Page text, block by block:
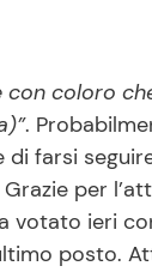
con coloro
.
di farsi
per
votato ieri
posto.